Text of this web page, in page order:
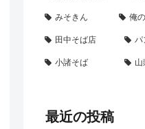
みそきん 俺
田中そば店 パ
小諸そば 山
最近の投稿